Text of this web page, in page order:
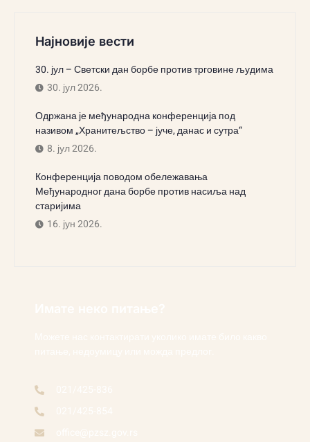
Најновије вести
30. јул – Светски дан борбе против трговине људима
30. јул 2026.
Одржана је међународна конференција под
називом „Хранитељство – јуче, данас и сутра“
8. јул 2026.
Конференција поводом обележавања
Међународног дана борбе против насиља над
старијима
16. јун 2026.